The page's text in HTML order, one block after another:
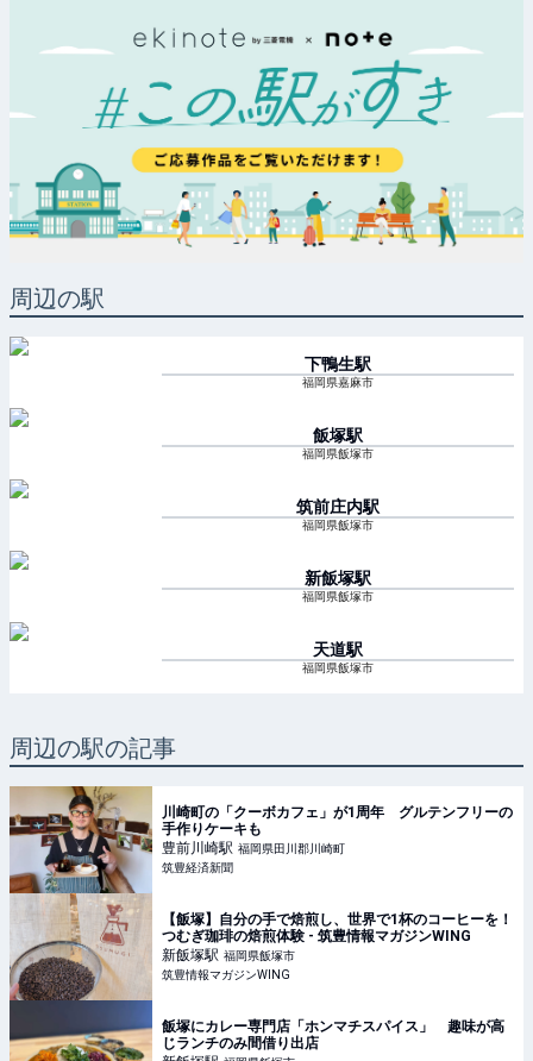
周辺の駅
下鴨生駅
福岡県嘉麻市
飯塚駅
福岡県飯塚市
筑前庄内駅
福岡県飯塚市
新飯塚駅
福岡県飯塚市
天道駅
福岡県飯塚市
周辺の駅の記事
川崎町の「クーボカフェ」が1周年 グルテンフリーの
手作りケーキも
豊前川崎駅 福岡県田川郡川崎町
筑豊経済新聞
【飯塚】自分の手で焙煎し、世界で1杯のコーヒーを！
つむぎ珈琲の焙煎体験 - 筑豊情報マガジンWING
新飯塚駅 福岡県飯塚市
筑豊情報マガジンWING
飯塚にカレー専門店「ホンマチスパイス」 趣味が高
じランチのみ間借り出店